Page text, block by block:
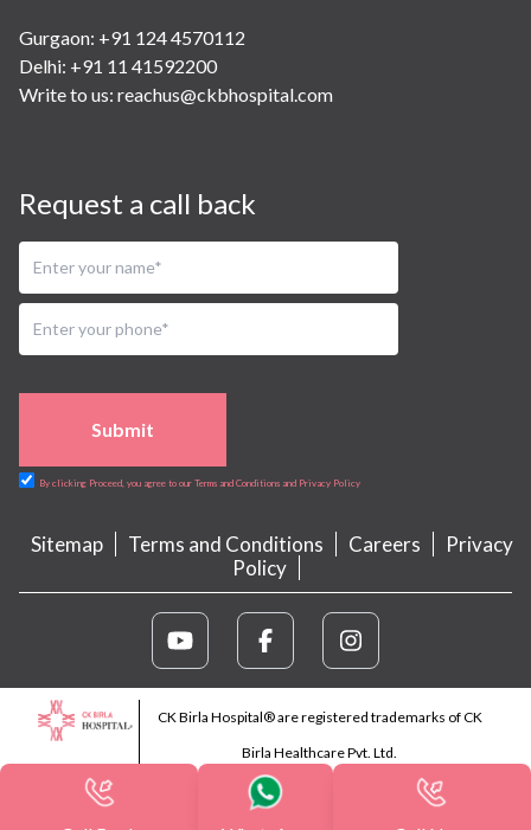
Gurgaon: +91 124 4570112
Delhi: +91 11 41592200
Write to us: reachus@ckbhospital.com
Request a call back
Submit
By clicking Proceed, you agree to our Terms and Conditions and Privacy Policy
Sitemap Terms and Conditions Careers
Privacy
Policy
CK Birla Hospital® are registered trademarks of CK
Birla Healthcare Pvt. Ltd.